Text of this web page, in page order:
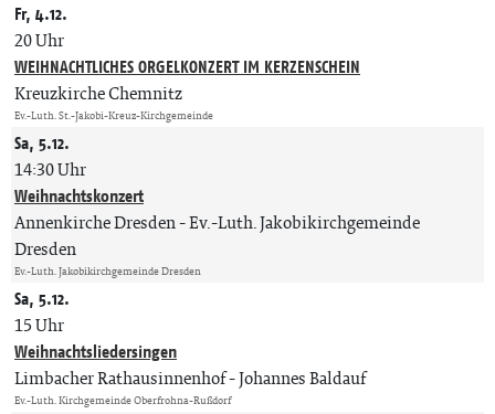
Fr, 4.12.
20 Uhr
WEIHNACHTLICHES ORGELKONZERT IM KERZENSCHEIN
Kreuzkirche Chemnitz
Ev.-Luth. St.-Jakobi-Kreuz-Kirchgemeinde
Sa, 5.12.
14:30 Uhr
Weihnachtskonzert
Annenkirche Dresden Ev.-Luth. Jakobikirchgemeinde
Dresden
Ev.-Luth. Jakobikirchgemeinde Dresden
Sa, 5.12.
15 Uhr
Weihnachtsliedersingen
Limbacher Rathausinnenhof Johannes Baldauf
Ev.-Luth. Kirchgemeinde Oberfrohna-Rußdorf